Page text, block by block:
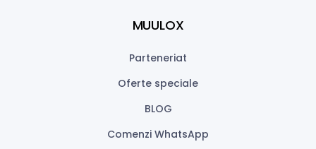
MUULOX
Parteneriat
Oferte speciale
BLOG
Comenzi WhatsApp